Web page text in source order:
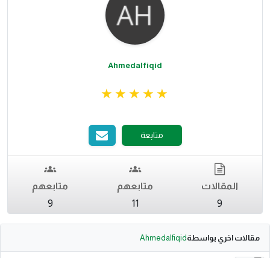
Ahmedalfiqid
متابعة
المقالات
9
متابعهم
11
متابعهم
9
مقالات اخري بواسطة Ahmedalfiqid